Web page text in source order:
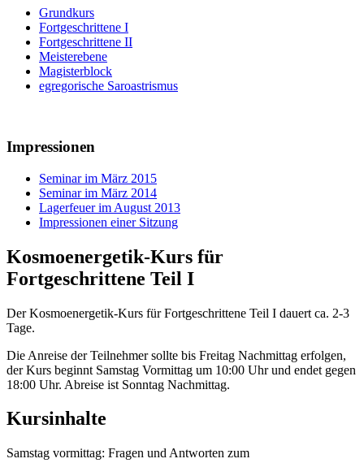
Grundkurs
Fortgeschrittene I
Fortgeschrittene II
Meisterebene
Magisterblock
egregorische Saroastrismus
Impressionen
Seminar im März 2015
Seminar im März 2014
Lagerfeuer im August 2013
Impressionen einer Sitzung
Kosmoenergetik-Kurs für
Fortgeschrittene Teil I
Der Kosmoenergetik-Kurs für Fortgeschrittene Teil I dauert ca. 2-3
Tage.
Die Anreise der Teilnehmer sollte bis Freitag Nachmittag erfolgen,
der Kurs beginnt Samstag Vormittag um 10:00 Uhr und endet gegen
18:00 Uhr. Abreise ist Sonntag Nachmittag.
Kursinhalte
Samstag vormittag: Fragen und Antworten zum